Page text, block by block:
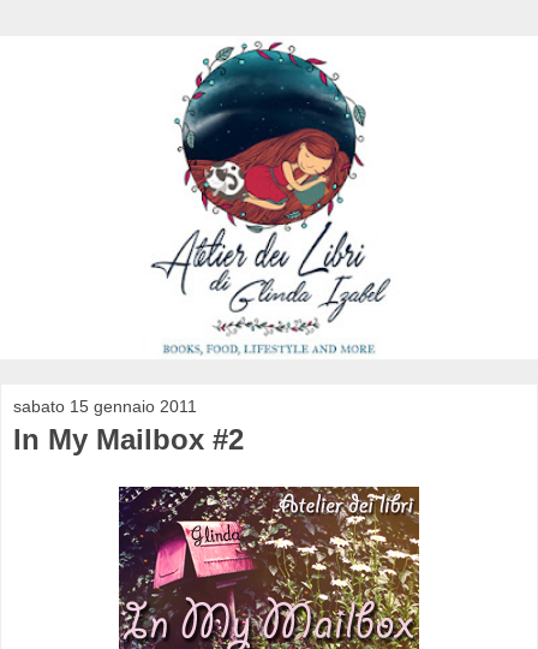
sabato 15 gennaio 2011
In My Mailbox #2